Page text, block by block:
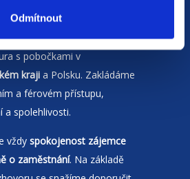
Odmítnout
s pobočkami v
kraji a Polsku. Zakládáme
a férovém přístupu,
a spolehlivosti.
vždy spokojenost zájemce
o zaměstnání. Na základě